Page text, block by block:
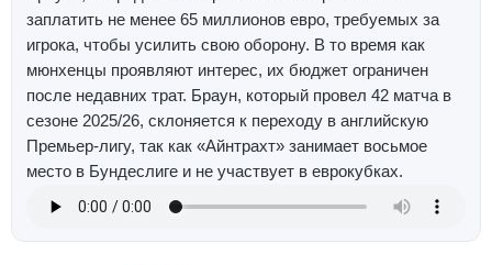
заплатить не менее 65 миллионов евро, требуемых за
игрока, чтобы усилить свою оборону. В то время как
мюнхенцы проявляют интерес, их бюджет ограничен
после недавних трат. Браун, который провел 42 матча в
сезоне 2025/26, склоняется к переходу в английскую
Премьер-лигу, так как «Айнтрахт» занимает восьмое
место в Бундеслиге и не участвует в еврокубках.